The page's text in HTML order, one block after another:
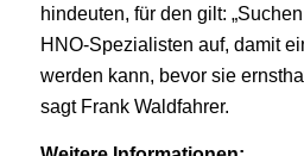
hindeuten, für den gilt:
HNO-Spezialisten auf, damit
werden kann, bevor sie
sagt Frank Waldfahrer.